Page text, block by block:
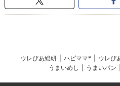
ウレぴあ総研 ハピママ* ウレぴ
うまいめし
うまいパン